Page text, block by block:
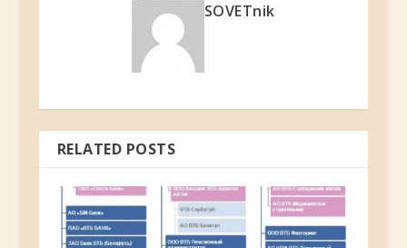
SOVETnik
RELATED POSTS